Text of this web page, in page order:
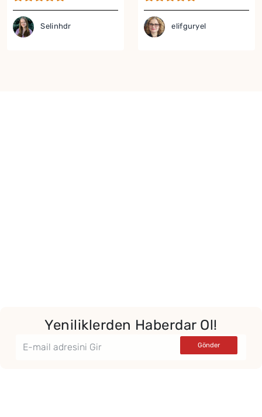
Selinhdr elifguryel
Yeniliklerden Haberdar Ol!